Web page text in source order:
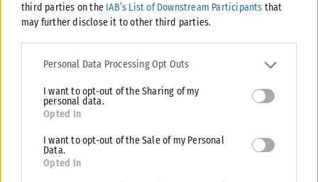
third parties on the IAB’s List of Downstream Participants that
may further disclose it to other third parties.
Please note that this website/app uses one or more Google
services and may gather and store information including but not
deny consent to Google and its third-party tags to use your data
for below specified purposes in below Google consent section.
Personal Data Processing Opt Outs
I want to opt-out of the Sharing of my
personal data.
Opted In
I want to opt-out of the Sale of my Personal
Data.
Opted In
διοικητής του νοσοκομείου για τα υπόλοιπα παιδιά της
οικογένειας, τα οποία φιλοξενούνται επίσης στο νοσοκομείο.
Όπως είπε, τα παιδιά δείχνουν ήρεμα και ασφαλή, ενώ —
μεταφέρθηκαν στο νοσοκομείο «δεν έχουν αναζητήσει ούτε
μία φορά τη μητέρα ή τον πατέρα τους».
Η υπόθεση παραμένει υπό εντατική διερεύνηση από τις
Αρχές, ενώ η κατάσταση της 3χρονης εξακολουθεί να